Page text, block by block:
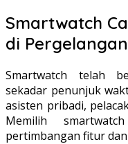
Smartwatch
di
Smartwatch telah
sekadar penunjuk
asisten pribadi,
Memilih
pertimbangan fitur